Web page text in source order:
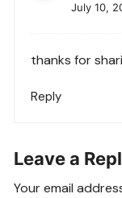
July 10,
thanks for
Reply
Leave a
Your email